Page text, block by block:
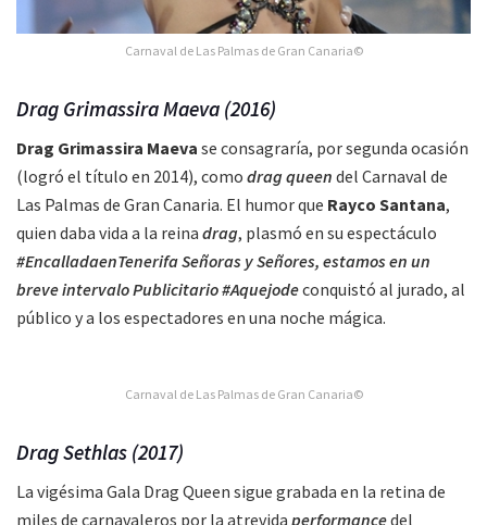
Carnaval de Las Palmas de Gran Canaria©
Drag Grimassira Maeva (2016)
Drag Grimassira Maeva se consagraría, por segunda ocasión
(logró el título en 2014), como drag queen del Carnaval de
Las Palmas de Gran Canaria. El humor que Rayco Santana,
quien daba vida a la reina drag, plasmó en su espectáculo
#EncalladaenTenerifa Señoras y Señores, estamos en un
breve intervalo Publicitario #Aquejodeconquistó al jurado, al
público y a los espectadores en una noche mágica.
Carnaval de Las Palmas de Gran Canaria©
Drag Sethlas (2017)
La vigésima Gala Drag Queen sigue grabada en la retina de
miles de carnavaleros por la atrevida performancedel